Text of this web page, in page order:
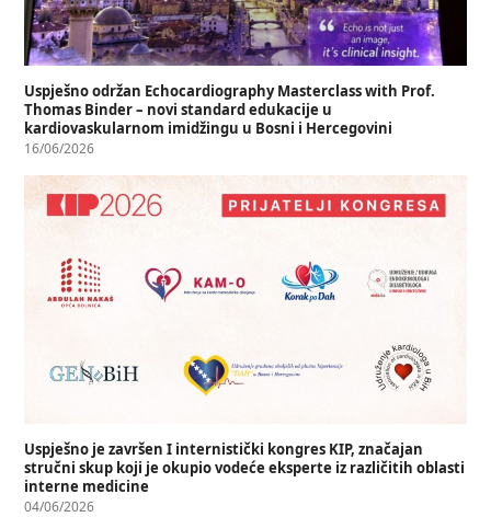
Uspješno održan Echocardiography Masterclass with Prof.
Thomas Binder – novi standard edukacije u
kardiovaskularnom imidžingu u Bosni i Hercegovini
16/06/2026
Uspješno je završen I internistički kongres KIP, značajan
stručni skup koji je okupio vodeće eksperte iz različitih oblasti
interne medicine
04/06/2026